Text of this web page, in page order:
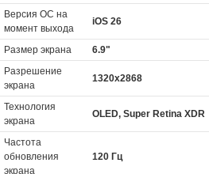
Версия ОС на
момент выхода
iOS 26
Размер экрана
6.9"
Разрешение
экрана
1320x2868
Технология
экрана
OLED, Super Retina XDR
Частота
обновления
экрана
120 Гц